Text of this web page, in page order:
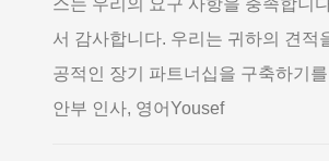
스는 우리의 요구 사항을 충족합니
서 감사합니다. 우리는 귀하의 견적
공적인 장기 파트너십을 구축하기
안부 인사, 영어Yousef